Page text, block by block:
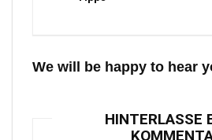
We will be happy to hear
HINTERLASSE